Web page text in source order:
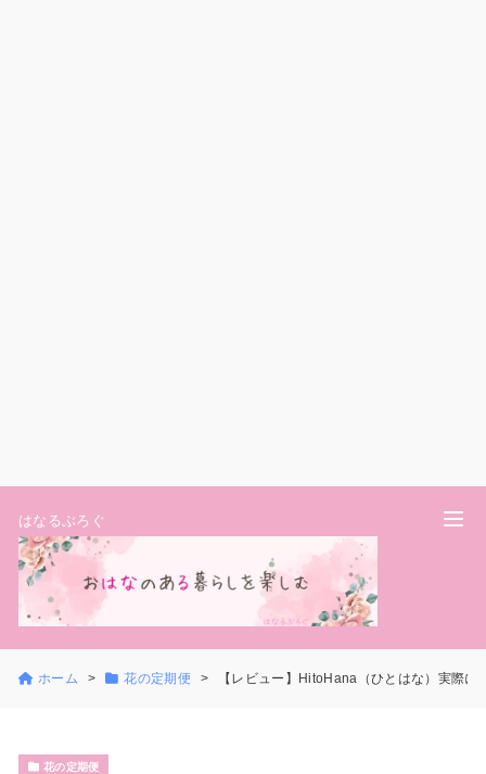
はなるぶろぐ
ホーム 花の定期便 【レビュー】HitoHana（ひとはな）実際
花の定期便